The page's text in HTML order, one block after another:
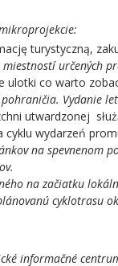
turystyczną,
určených
co warto
Vydanie
utwardzonej
wydarzeń
na spevnenom
na začiatku
cyklotrasu
informačné
Czyste Powietrze